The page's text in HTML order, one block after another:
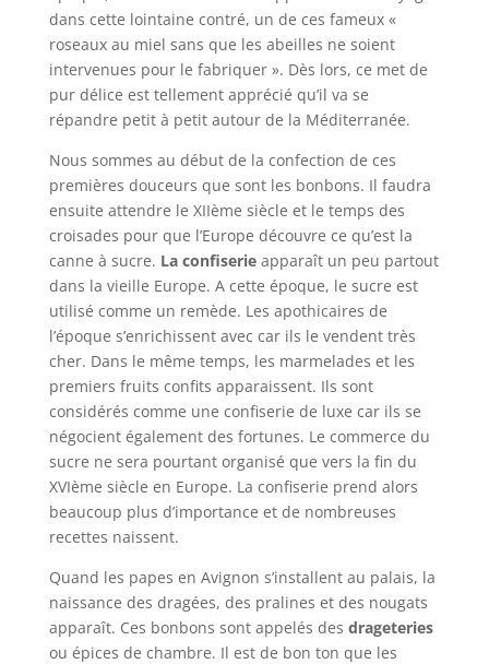
dans cette lointaine contré, un de ces fameux «
roseaux au miel sans que les abeilles ne soient
intervenues pour le fabriquer ». Dès lors, ce met de
pur délice est tellement apprécié qu’il va se
répandre petit à petit autour de la Méditerranée.
Nous sommes au début de la confection de ces
premières douceurs que sont les bonbons. Il faudra
ensuite attendre le XIIème siècle et le temps des
croisades pour que l’Europe découvre ce qu’est la
canne à sucre. La confiserieapparaît un peu partout
dans la vieille Europe. A cette époque, le sucre est
utilisé comme un remède. Les apothicaires de
l’époque s’enrichissent avec car ils le vendent très
cher. Dans le même temps, les marmelades et les
premiers fruits confits apparaissent. Ils sont
considérés comme une confiserie de luxe car ils se
négocient également des fortunes. Le commerce du
sucre ne sera pourtant organisé que vers la fin du
XVIème siècle en Europe. La confiserie prend alors
beaucoup plus d’importance et de nombreuses
recettes naissent.
Quand les papes en Avignon s’installent au palais, la
naissance des dragées, des pralines et des nougats
apparaît. Ces bonbons sont appelés des drageteries
ou épices de chambre. Il est de bon ton que les